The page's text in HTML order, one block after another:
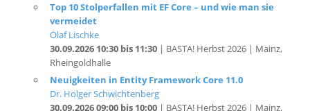
Olaf Lischke
30.09.2026 10:30 bis 11:30
Rheingoldhalle
Neuigkeiten in Entity Framework Core 11.0
Dr. Holger Schwichtenberg
30.09.2026 09:00 bis 10:00| BASTA! Herbst 2026 | Mainz,
Rheingoldhalle